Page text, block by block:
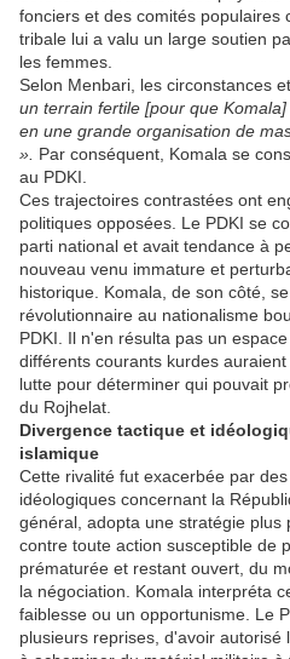
fonciers et des comités populaires
tribale lui a valu un large soutien
les femmes.
Selon Menbari, les circonstances
un terrain fertile [pour que
en une grande organisation de
». Par conséquent, Komala se
au PDKI.
Ces trajectoires contrastées ont
politiques opposées. Le PDKI se
parti national et avait tendance à
nouveau venu immature et
historique. Komala, de son côté,
révolutionnaire au nationalisme
PDKI. Il n'en résulta pas un
différents courants kurdes
lutte pour déterminer qui pouvait
du Rojhelat.
Divergence tactique et
islamique
Cette rivalité fut exacerbée par
idéologiques concernant la
général, adopta une stratégie
contre toute action susceptible de
prématurée et restant ouvert, du
la négociation. Komala interpréta
faiblesse ou un opportunisme. Le
plusieurs reprises, d'avoir autorisé